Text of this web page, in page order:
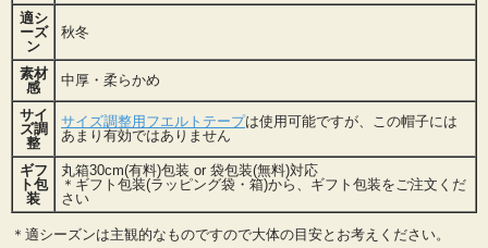
適シ
ーズ
ン
秋冬
素材
感
中厚・柔らかめ
サイ
ズ調
整
サイズ調整用フエルトテープは使用可能ですが、この帽子には
あまり有効ではありません
ギフ
ト包
装
丸箱30cm(有料)包装 or 袋包装(無料)対応
＊ギフト包装(ラッピング袋・箱)から、ギフト包装をご注文くだ
さい
＊適シーズンは主観的なものですので大体の目安とお考えください。